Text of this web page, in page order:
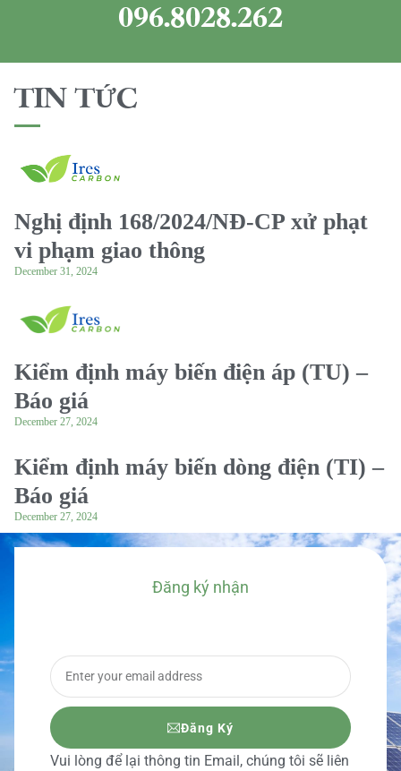
096.8028.262
TIN TỨC
Nghị định 168/2024/NĐ-CP xử phạt
vi phạm giao thông
December 31, 2024
Kiểm định máy biến điện áp (TU) –
Báo giá
December 27, 2024
Kiểm định máy biến dòng điện (TI) –
Báo giá
December 27, 2024
Đăng ký nhận
Đăng Ký
Vui lòng để lại thông tin Email, chúng tôi sẽ liên